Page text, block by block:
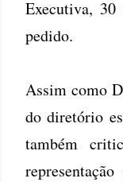
Executiva,
pedido.
Assim como
do diretório
também